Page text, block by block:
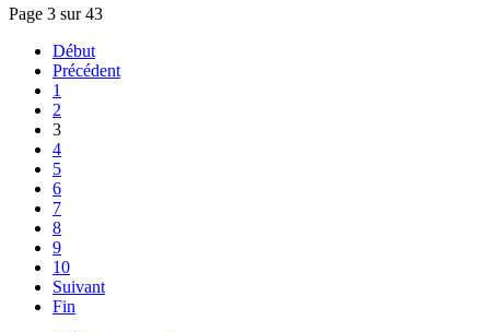
Page 3 sur 43
Début
Précédent
1
2
3
4
5
6
7
8
9
10
Suivant
Fin